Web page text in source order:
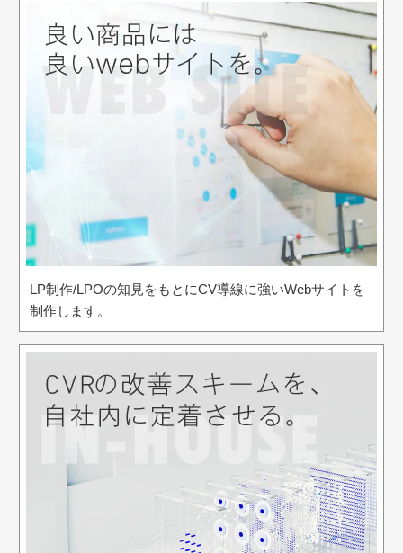
LP制作/LPOの知見をもとにCV導線に強いWebサイトを
制作します。